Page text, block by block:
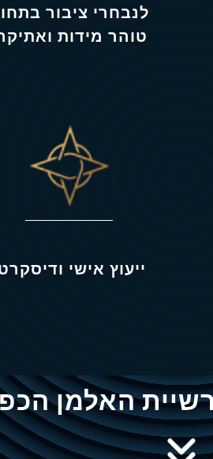
לנבחרי ציבור
טוהר מידות
ייעוץ אישי
האלמן